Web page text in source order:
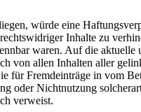
würde eine
Inhalte zu
waren. Auf die
von allen Inhalten aller
für Fremdeinträge in vom
oder Nichtnutzung
verweist.